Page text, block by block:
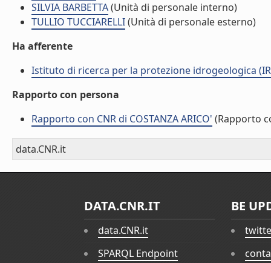
SILVIA BARBETTA(Unità di personale interno)
TULLIO TUCCIARELLI(Unità di personale esterno)
Ha afferente
Istituto di ricerca per la protezione idrogeologica
Rapporto con persona
Rapporto con CNR di COSTANZA ARICO' (Rapporto
data.CNR.it
DATA.CNR.IT
data.CNR.it
SPARQL Endpoint
BE